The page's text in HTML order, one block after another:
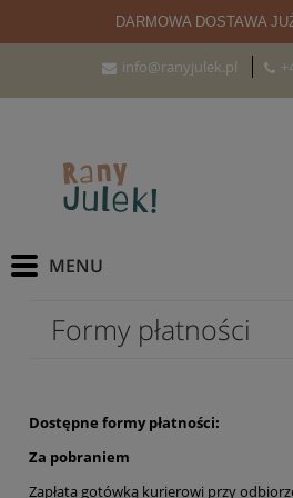
DARMOWA DOSTAWA
info@ranyjulek.pl
Formy płatności
Dostępne formy płatności:
Za pobraniem
Zapłata gotówką kurierowi przy